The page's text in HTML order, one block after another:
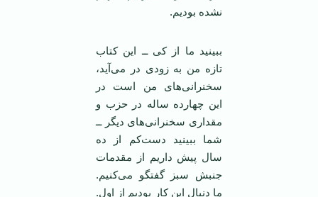
نشده بودیم.
ببینید ما از کی ــ این کتاب
تازه من به زودی در می‌آید،
سخنرانی‌های من است در
این چهارده ساله در حزب و
مقداری سخنرانی‌های دیگر ــ
شما ببینید دست‌کم از ده
سال پیش داریم از مقدمات
جنبش سبز گفتگو می‌کنیم.
ما دنبال این کار بودیم از اول.